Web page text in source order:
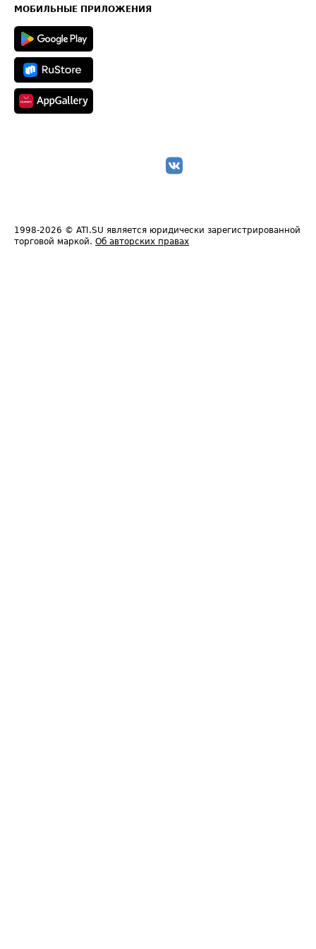
Техническая информация
МОБИЛЬНЫЕ ПРИЛОЖЕНИЯ
1998-2026 © ATI.SU является юридически зарегистрированной
торговой маркой. Об авторских правах